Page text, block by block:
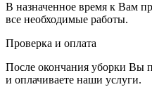
В назначенное время к Вам
все необходимые работы.
Проверка и оплата
После окончания уборки Вы
и оплачиваете наши услуги.